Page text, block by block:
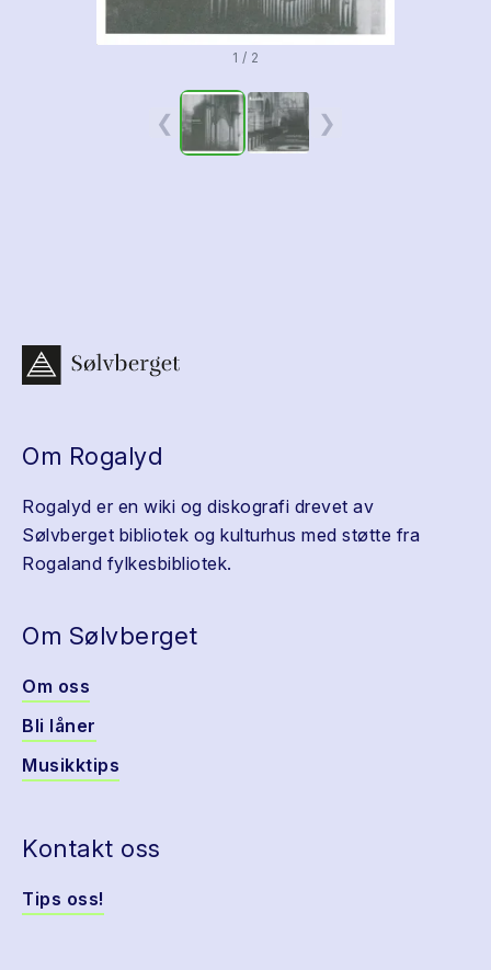
1 / 2
❮ ❯
Om Rogalyd
Rogalyd er en wiki og diskografi drevet av
Sølvberget bibliotek og kulturhus med støtte fra
Rogaland fylkesbibliotek.
Om Sølvberget
Om oss
Bli låner
Musikktips
Kontakt oss
Tips oss!